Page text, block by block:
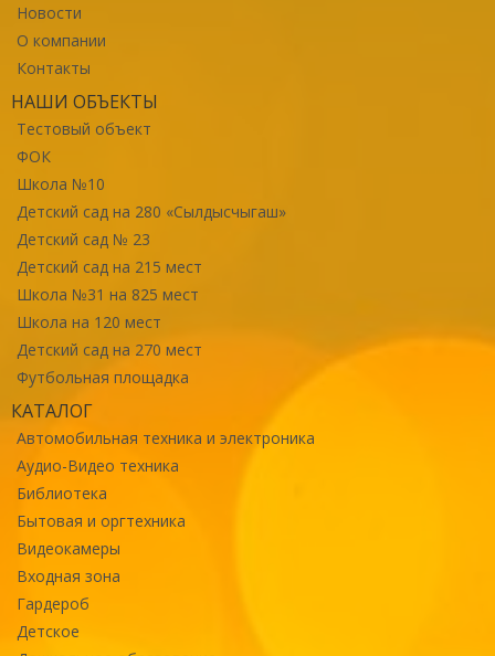
Новости
О компании
Контакты
НАШИ ОБЪЕКТЫ
Тестовый объект
ФОК
Школа №10
Детский сад на 280 «Сылдысчыгаш»
Детский сад № 23
Детский сад на 215 мест
Школа №31 на 825 мест
Школа на 120 мест
Детский сад на 270 мест
Футбольная площадка
КАТАЛОГ
Автомобильная техника и электроника
Аудио-Видео техника
Библиотека
Бытовая и оргтехника
Видеокамеры
Входная зона
Гардероб
Детское